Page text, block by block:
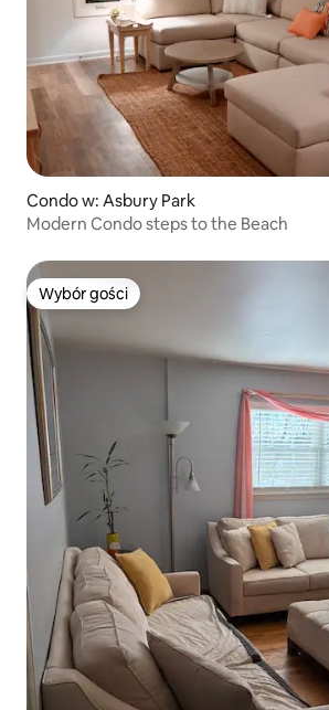
Condo w: Asbury Park
Modern Condo steps to the Beach
Wybór gości
Wybór gości